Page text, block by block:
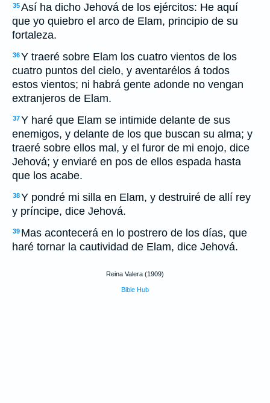
35Así ha dicho Jehová de los ejércitos: He aquí
que yo quiebro el arco de Elam, principio de su
fortaleza.
36Y traeré sobre Elam los cuatro vientos de los
cuatro puntos del cielo, y aventarélos á todos
estos vientos; ni habrá gente adonde no vengan
extranjeros de Elam.
37Y haré que Elam se intimide delante de sus
enemigos, y delante de los que buscan su alma; y
traeré sobre ellos mal, y el furor de mi enojo, dice
Jehová; y enviaré en pos de ellos espada hasta
que los acabe.
38Y pondré mi silla en Elam, y destruiré de allí rey
y príncipe, dice Jehová.
39 Mas acontecerá en lo postrero de los días, que
haré tornar la cautividad de Elam, dice Jehová.
Reina Valera (1909)
Bible Hub